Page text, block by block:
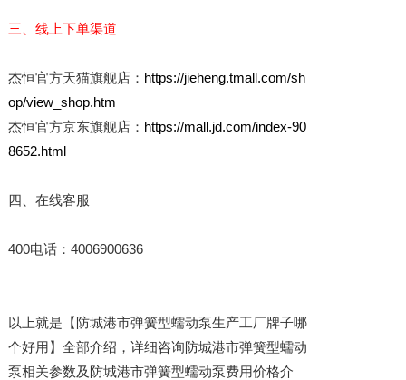
三、线上下单渠道
杰恒官方天猫旗舰店： https://jieheng.tmall.com/sh
op/view_shop.htm
杰恒官方京东旗舰店： https://mall.jd.com/index-90
8652.html
四、在线客服
400电话：4006900636
以上就是【防城港市弹簧型蠕动泵生产工厂牌子哪
个好用】全部介绍，详细咨询防城港市弹簧型蠕动
泵相关参数及防城港市弹簧型蠕动泵费用价格介